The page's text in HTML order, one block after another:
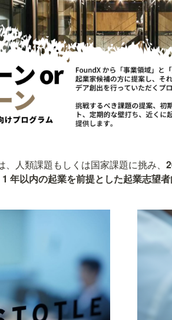
人類課題もしくは国家課題に挑み、
1 年以内の起業を前提とした起業志望